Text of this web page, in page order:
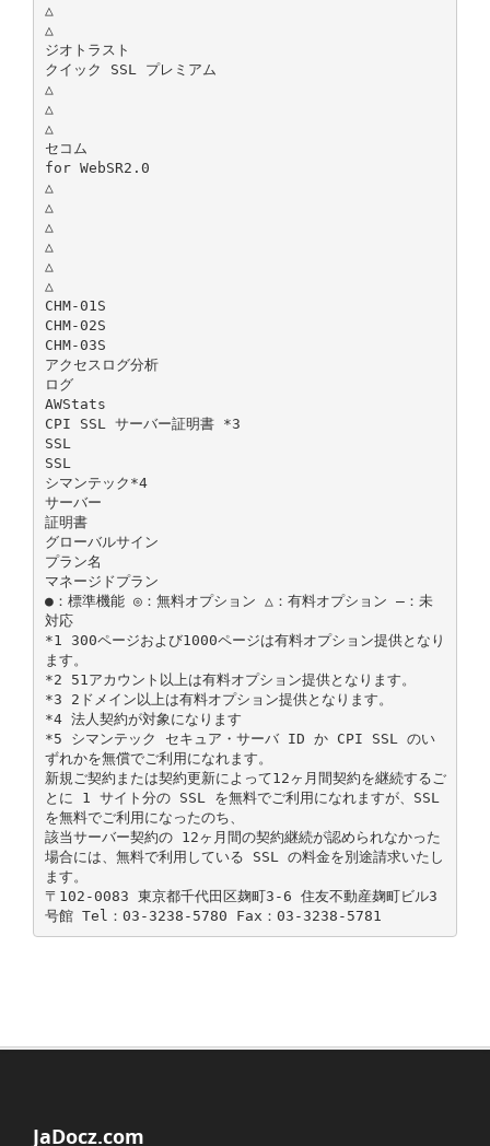
△
△
ジオトラスト
クイック SSL プレミアム
△
△
△
セコム
for WebSR2.0
△
△
△
△
△
△
CHM-01S
CHM-02S
CHM-03S
アクセスログ分析
ログ
AWStats
CPI SSL サーバー証明書 *3
SSL
SSL
シマンテック*4
サーバー
証明書
グローバルサイン
プラン名
マネージドプラン
●：標準機能 ◎：無料オプション △：有料オプション ―：未
対応
*1 300ページおよび1000ページは有料オプション提供となり
ます。
*2 51アカウント以上は有料オプション提供となります。
*3 2ドメイン以上は有料オプション提供となります。
*4 法人契約が対象になります
*5 シマンテック セキュア・サーバ ID か CPI SSL のい
ずれかを無償でご利用になれます。
新規ご契約または契約更新によって12ヶ月間契約を継続するご
とに 1 サイト分の SSL を無料でご利用になれますが、SSL
を無料でご利用になったのち、
該当サーバー契約の 12ヶ月間の契約継続が認められなかった
場合には、無料で利用している SSL の料金を別途請求いたし
ます。
〒102-0083 東京都千代田区麹町3-6 住友不動産麹町ビル3
JaDocz.com